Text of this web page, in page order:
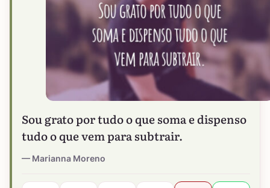
Sou grato por tudo o que soma e dispenso
tudo o que vem para subtrair.
Marianna Moreno